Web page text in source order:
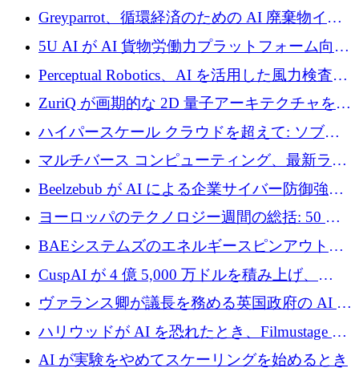
会社です」とフランス人の「控えめな」後任
者は言う
Greyparrot、循環経済のための AI 廃棄物イン
テリジェンスを拡張するためにシリーズ B で
2,700 万ドルを確保
5U AI が AI 貨物労働力プラットフォーム向け
に 320 万ドルのプレシードを獲得
Perceptual Robotics、AI を活用した風力検査の
規模拡大に向けて 400 万ポンド以上を確保
ZuriQ が画期的な 2D 量子アーキテクチャを拡
張するために 2,550 万ドルを調達
ハイパースケール クラウドを超えて: ソブリ
ン コンピューティングに対する DFINITY の
ビジョン
マルチバース コンピューティング、最新ラウ
ンドで最大 5 億 7,000 万ドルを目標
Beelzebub が AI による企業サイバー防御強化
のために 300 万ユーロを調達
ヨーロッパのテクノロジー週間の総括: 50 以
上の取引に 10 億ユーロ以上を投資
BAEシステムズのエネルギースピンアウト原
子力タービンが1500万ポンドの資金調達でス
テルスから浮上
CuspAI が 4 億 5,000 万ドルを積み上げ、
Resist.UA が 5,000 万ユーロの基金を立ち上
げ、DSIT が廃止される
ヴァランス卿が議長を務める英国政府の AI タ
スクフォースが発足
ハリウッドが AI を恐れたとき、Filmustage は
代わりにプリプロダクションに賭けました
AI が実験をやめてスケーリングを始めるとき